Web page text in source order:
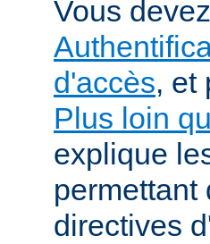
Vous
d'accès, et
Plus loin
explique
permettant
directives